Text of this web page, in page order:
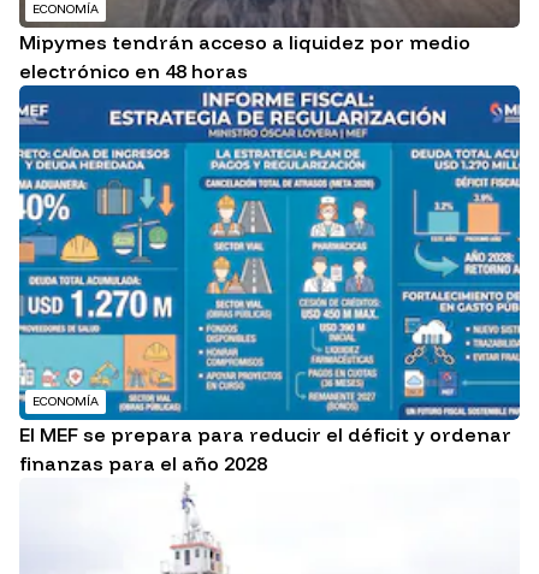
ECONOMÍA
Mipymes tendrán acceso a liquidez por medio
electrónico en 48 horas
ECONOMÍA
El MEF se prepara para reducir el déficit y ordenar
finanzas para el año 2028